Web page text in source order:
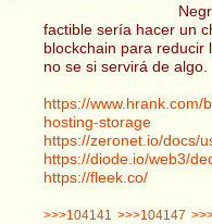
factible sería hacer un
blockchain para reducir
no se si servirá de algo.
https://www.hrank.com/
hosting-storage
https://zeronet.io/docs/
https://diode.io/web3/
https://fleek.co/
>>>104141 >>>104147